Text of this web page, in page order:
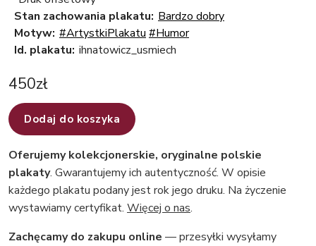
Stan zachowania plakatu: Bardzo dobry
Motyw: #ArtystkiPlakatu #Humor
Id. plakatu: ihnatowicz_usmiech
450zł
Dodaj do koszyka
Oferujemy kolekcjonerskie, oryginalne polskie
plakaty. Gwarantujemy ich autentyczność. W opisie
każdego plakatu podany jest rok jego druku. Na życzenie
wystawiamy certyfikat. Więcej o nas.
Zachęcamy do zakupu online — przesyłki wysyłamy